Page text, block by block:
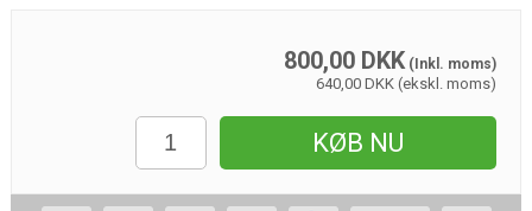
800,00 DKK(Inkl. moms)
640,00 DKK (ekskl. moms)
KØB NU